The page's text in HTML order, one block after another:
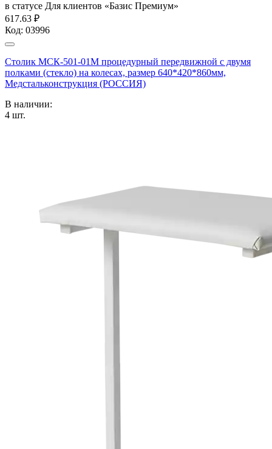
в статусе Для клиентов «Базис Премиум»
617.63 ₽
Код: 03996
Столик МСК-501-01М процедурный передвижной с двумя
полками (стекло) на колесах, размер 640*420*860мм,
Медстальконструкция (РОССИЯ)
В наличии:
4 шт.